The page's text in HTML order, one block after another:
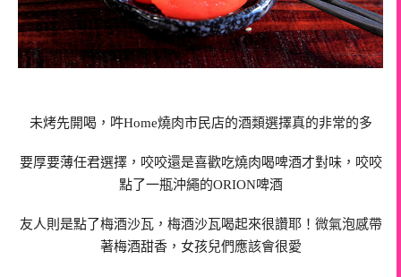
未烤先開喝，吽Home燒肉市民店的酒類選擇真的非常的多
要厚要薄任君選擇，咬咬還是喜歡吃燒肉喝啤酒才對味，咬咬
點了一瓶沖繩的ORION啤酒
友人則是點了梅酒沙瓦，梅酒沙瓦喝起來很讚耶！微氣泡感帶
著梅酒甜香，女孩兒們應該會很愛